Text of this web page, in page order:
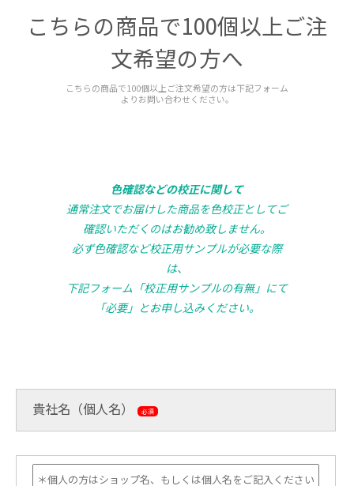
こちらの商品で100個以上ご注
文希望の方へ
こちらの商品で100個以上ご注文希望の方は下記フォーム
よりお問い合わせください。
色確認などの校正に関して
通常注文でお届けした商品を色校正としてご
確認いただくのはお勧め致しません。
必ず色確認など校正用サンプルが必要な際
は、
下記フォーム「校正用サンプルの有無」にて
「必要」とお申し込みください。
貴社名（個人名） 必須